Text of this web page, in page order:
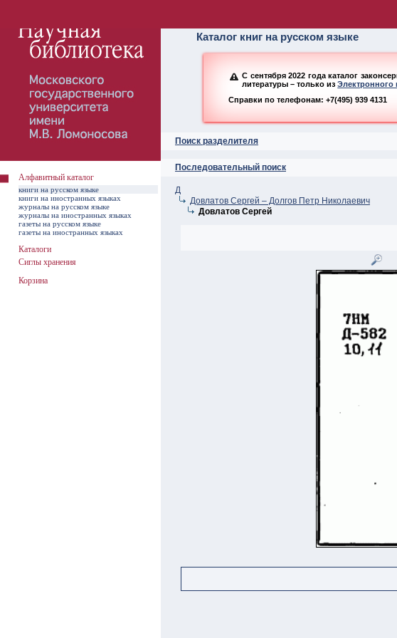
Каталог книг на русском языке
С сентября 2022 года каталог
литературы – только изЭлектронного
Справки по телефонам: +7(495) 939 4131
Поиск разделителя
Последовательный поиск
Д
Довлатов Сергей – Долгов Петр Николаевич
Довлатов Сергей
Алфавитный каталог
книги на русском языке
книги на иностранных языках
журналы на русском языке
журналы на иностранных языках
газеты на русском языке
газеты на иностранных языках
Каталоги
Сиглы хранения
Корзина